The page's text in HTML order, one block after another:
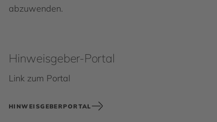
abzuwenden.
Hinweisgeber-Portal
Link zum Portal
HINWEISGEBERPORTAL